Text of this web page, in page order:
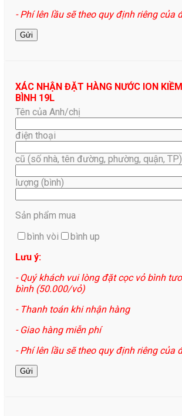
- Phí lên lầu sẽ theo quy định riêng của
XÁC NHẬN ĐẶT HÀNG NƯỚC ION
BÌNH 19L
Tên của Anh/chị
điện thoại
cũ (số nhà, tên đường, phường, quận, TP)
lượng (bình)
Sản phẩm mua
bình vòi
bình up
Lưu ý:
- Quý khách vui lòng đặt cọc vỏ bình
bình (50.000/vỏ)
- Thanh toán khi nhận hàng
- Giao hàng miễn phí
- Phí lên lầu sẽ theo quy định riêng của